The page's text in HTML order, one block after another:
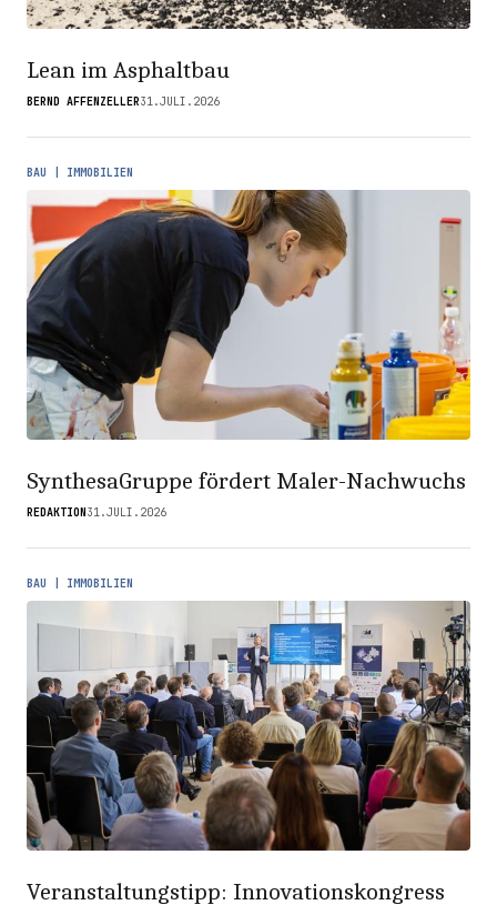
Lean im Asphaltbau
BERND AFFENZELLER31.JULI.2026
BAU | IMMOBILIEN
SynthesaGruppe fördert Maler-Nachwuchs
REDAKTION 31.JULI.2026
BAU | IMMOBILIEN
Veranstaltungstipp: Innovationskongress